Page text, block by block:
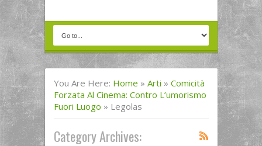
You Are Here: Home » Arti » Comicità
Forzata Al Cinema: Contro L’umorismo
Fuori Luogo » Legolas
Category Archives: